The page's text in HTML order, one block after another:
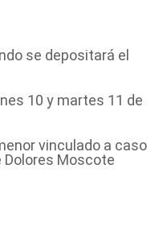
se depositará el
10 y martes 11 de
vinculado a caso
Dolores Moscote